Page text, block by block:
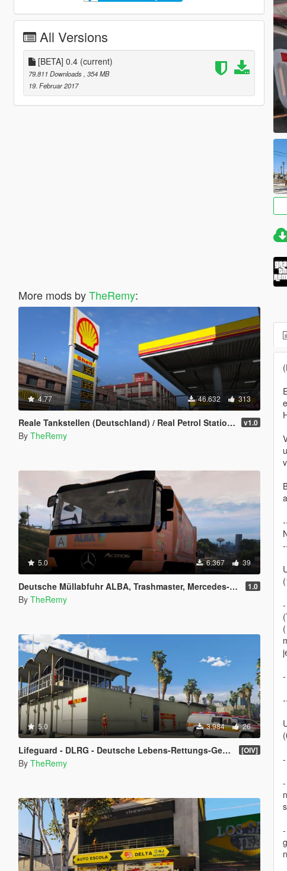
All Versions
[BETA] 0.4 (current)
79.811 Downloads , 354 MB
19. Februar 2017
More mods byTheRemy:
4.77 46.632 313
Reale Tankstellen (Deutschland) / Real Petrol Stations v1.0
By TheRemy
5.0 6.367 39
Deutsche Müllabfuhr ALBA, Trashmaster, Mercedes-Benz Actros 1.0
By TheRemy
5.0 3.984 26
Lifeguard - DLRG - Deutsche Lebens-Rettungs-Gesellschaft @ Venice Beach [OIV]
By TheRemy